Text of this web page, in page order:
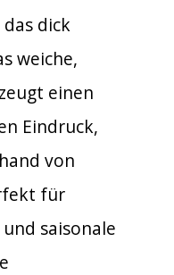
dick
weiche,
einen
Eindruck,
von
für
saisonale